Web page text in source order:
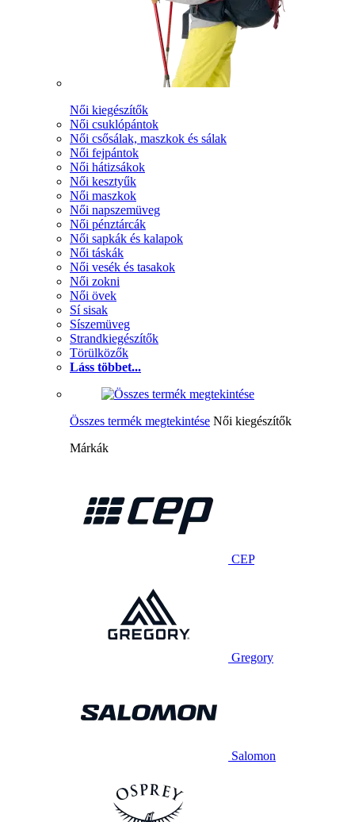
Női kiegészítők
Női csuklópántok
Női csősálak, maszkok és sálak
Női fejpántok
Női hátizsákok
Női kesztyűk
Női maszkok
Női napszemüveg
Női pénztárcák
Női sapkák és kalapok
Női táskák
Női vesék és tasakok
Női zokni
Női övek
Sí sisak
Síszemüveg
Strandkiegészítők
Törülközők
Láss többet...
Összes termék megtekintése Női kiegészítők
Márkák
CEP
Gregory
Salomon